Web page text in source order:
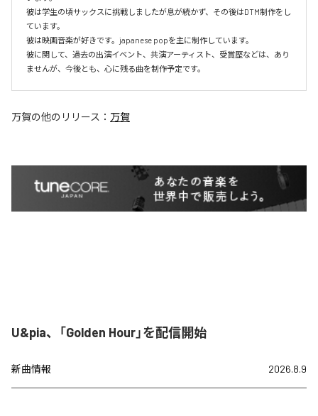
彼は学生の頃サックスに挑戦しましたが息が続かず、その後はDTM制作をし
ています。
彼は映画音楽が好きです。japanese popを主に制作しています。
彼に関して、過去の出演イベント、共演アーティスト、受賞歴などは、あり
ませんが、今後とも、心に残る曲を制作予定です。
万賀の他のリリース： 万賀
U&pia、「Golden Hour」を配信開始
新曲情報 2026.8.9